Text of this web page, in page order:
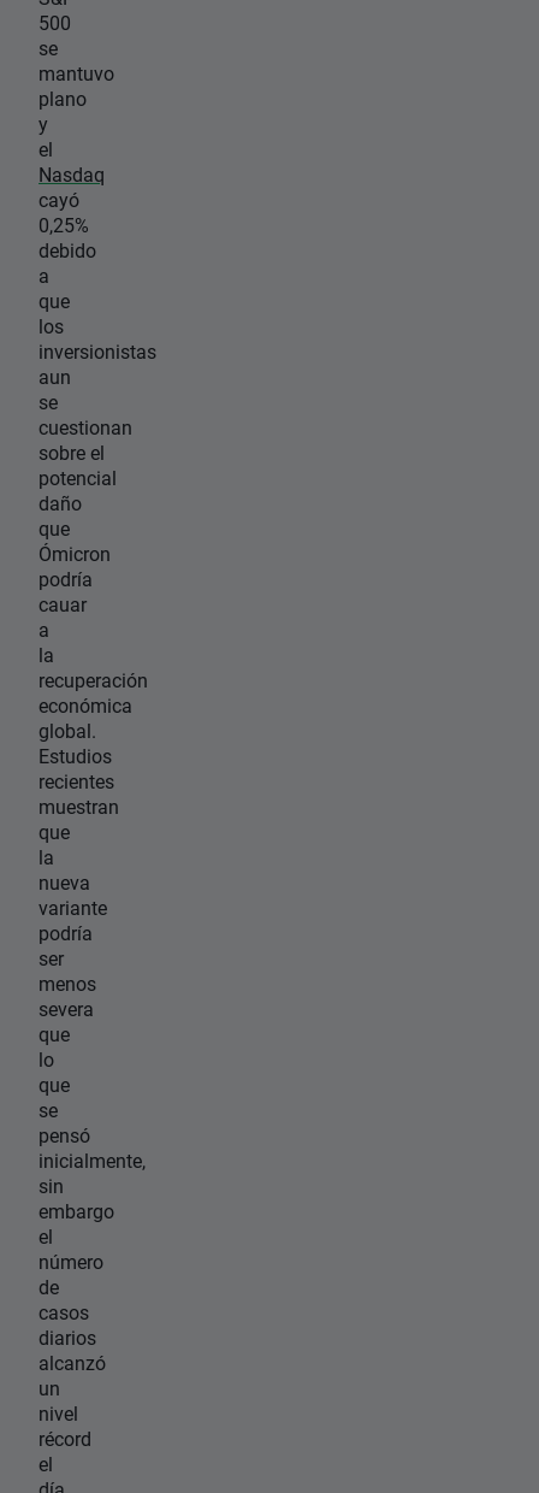
500
se
mantuvo
plano
y
el
Nasdaq
cayó
0,25%
debido
a
que
los
inversionistas
aun
se
cuestionan
sobre el
potencial
daño
que
Ómicron
podría
cauar
a
la
recuperación
económica
global.
Estudios
recientes
muestran
que
la
nueva
variante
podría
ser
menos
severa
que
lo
que
se
pensó
inicialmente,
sin
embargo
el
número
de
casos
diarios
alcanzó
un
nivel
récord
el